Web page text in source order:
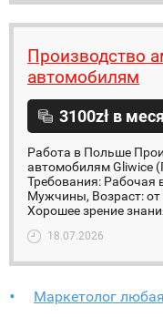
Производство
автомобилям
3100zł в
Работа в Польше
автомобилям Gliwice
Требования: Рабочая
Мужчины, Возраст:
Хорошее зрение
18.07.2026
Маркетолог